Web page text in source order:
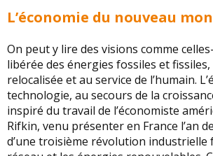
L’économie du nouveau
On peut y lire des visions comme
libérée des énergies fossiles et fissiles,
relocalisée et au service de l’humain.
technologie, au secours de la
inspiré du travail de l’économiste
Rifkin, venu présenter en France l’an
d’une troisième révolution industrielle